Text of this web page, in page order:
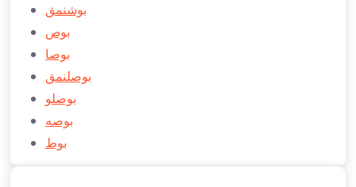
بوشنمق
بوص
بوصا
بوصلنمق
بوصلو
بوصه
بوط